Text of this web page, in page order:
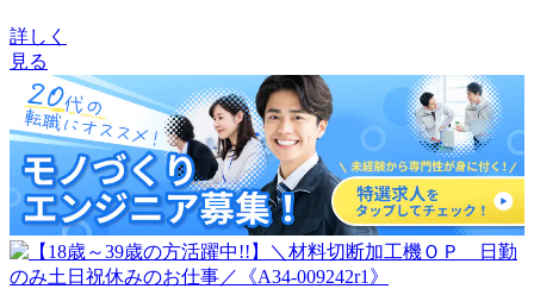
詳しく
見る